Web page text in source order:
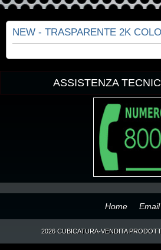
NEW - TRASPARENTE 2K
ASSISTENZA
Home Email
2026 CUBICATURA-VENDITA